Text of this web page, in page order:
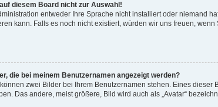
diesem Board nicht zur Auswahl!
entweder Ihre Sprache nicht installiert oder niemand
kann. Falls es noch nicht existiert, würden wir uns freuen,
die bei meinem Benutzernamen angezeigt werden?
zwei Bilder bei Ihrem Benutzernamen stehen. Eines
Das andere, meist größere, Bild wird auch als „Avatar“